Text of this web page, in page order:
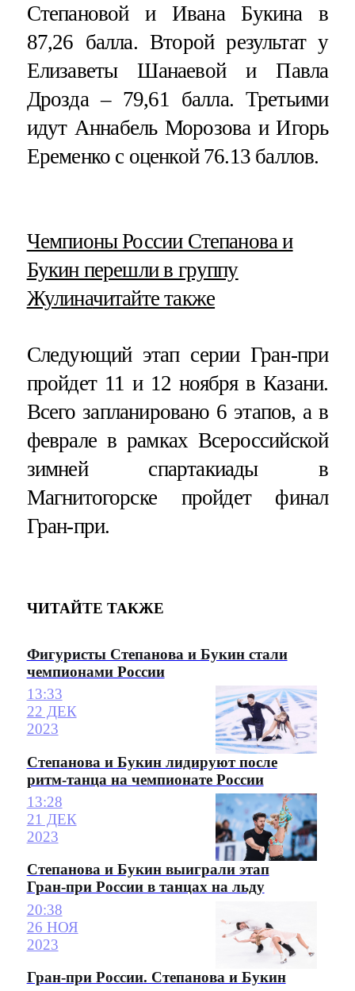
Степановой и Ивана Букина в
87,26 балла. Второй результат у
Елизаветы Шанаевой и Павла
Дрозда – 79,61 балла. Третьими
идут Аннабель Морозова и Игорь
Еременко с оценкой 76.13 баллов.
​Чемпионы России Степанова и
Букин перешли в группу
Жулиначитайте также
Следующий этап серии Гран-при
пройдет 11 и 12 ноября в Казани.
Всего запланировано 6 этапов, а в
феврале в рамках Всероссийской
зимней спартакиады в
Магнитогорске пройдет финал
Гран-при.
ЧИТАЙТЕ ТАКЖЕ
Фигуристы Степанова и Букин стали
чемпионами России
13:33
22 ДЕК
2023
Степанова и Букин лидируют после
ритм-танца на чемпионате России
13:28
21 ДЕК
2023
Степанова и Букин выиграли этап
Гран-при России в танцах на льду
20:38
26 НОЯ
2023
Гран-при России. Степанова и Букин